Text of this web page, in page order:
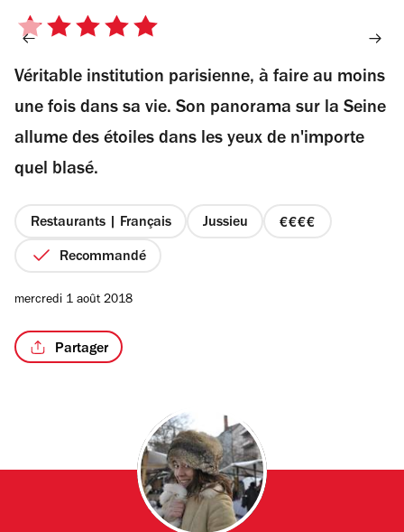
5
5
étoiles
Véritable institution parisienne, à faire au moins
une fois dans sa vie. Son panorama sur la Seine
allume des étoiles dans les yeux de n'importe
quel blasé.
Restaurants | Français Jussieu
prix
Recommandé
mercredi 1 août 2018
Partager